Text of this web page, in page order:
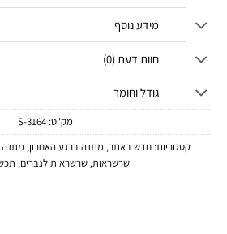
מידע נוסף
חוות דעת (0)
גודל וחומר
מק"ט: 3164-S
קטגוריות: חדש באתר, מתנה ברגע האחרון, מתנה
שרשראות,שרשראות לגברים,